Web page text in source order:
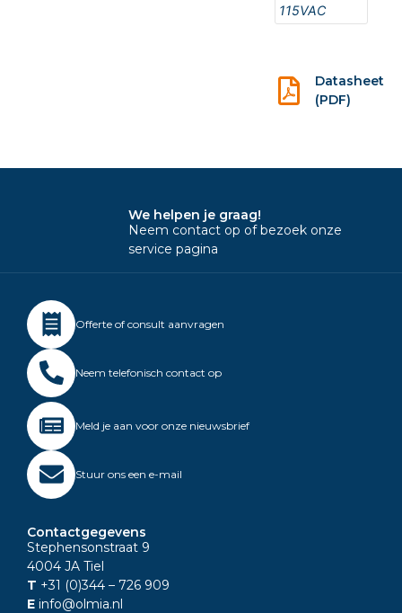
115VAC
Datasheet
(PDF)
We helpen je graag!
Neem contact op of bezoek onze
service pagina
Offerte of consult aanvragen
Neem telefonisch contact op
Meld je aan voor onze nieuwsbrief
Stuur ons een e-mail
Contactgegevens
Stephensonstraat 9
4004 JA Tiel
T +31 (0)344 – 726 909
E info@olmia.nl